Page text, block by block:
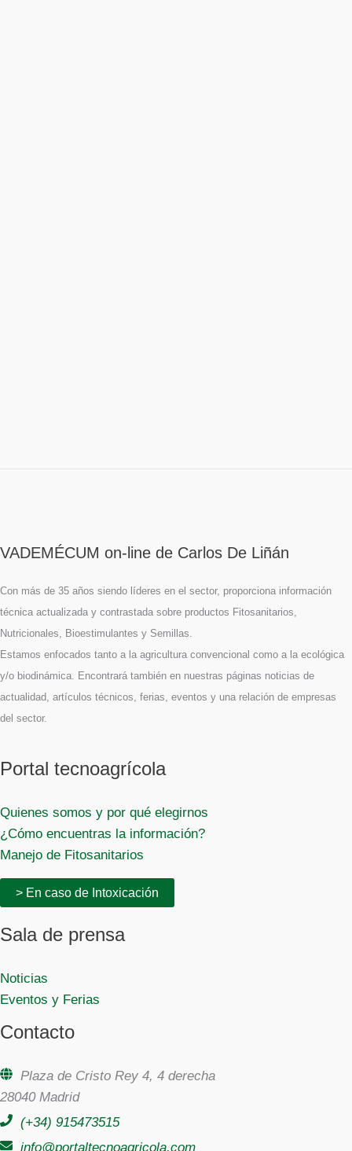
VADEMÉCUM on-line de Carlos De Liñán
Con más de 35 años siendo líderes en el sector, proporciona información
técnica actualizada y contrastada sobre productos Fitosanitarios,
Nutricionales, Bioestimulantes y Semillas.
Estamos enfocados tanto a la agricultura convencional como a la ecológica
y/o biodinámica. Encontrará también en nuestras páginas noticias de
actualidad, artículos técnicos, ferias, eventos y una relación de empresas
del sector.
Portal tecnoagrícola
Quienes somos y por qué elegirnos
¿Cómo encuentras la información?
Manejo de Fitosanitarios
> En caso de Intoxicación
Sala de prensa
Noticias
Eventos y Ferias
Contacto
Plaza de Cristo Rey 4, 4 derecha
28040 Madrid
(+34) 915473515
info@portaltecnoagricola.com